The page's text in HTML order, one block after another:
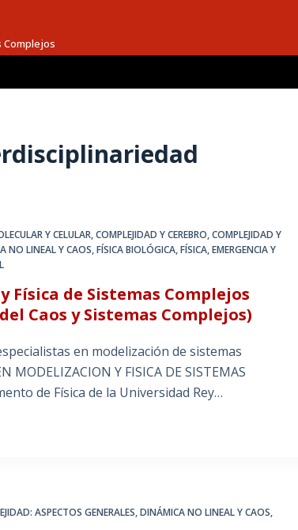
Complejos
Y CELULAR,COMPLEJIDAD Y CEREBRO,COMPLEJIDAD Y
NO LINEAL Y CAOS,FÍSICA BIOLÓGICA,FÍSICA, EMERGENCIA Y
de Sistemas Complejos
Caos y Sistemas Complejos)
en modelización de sistemas
Y FISICA DE SISTEMAS
de Física de la Universidad Rey…
ASPECTOS GENERALES,DINÁMICA NO LINEAL Y CAOS,